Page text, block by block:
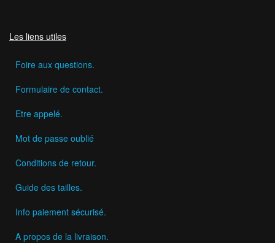
Les liens utiles
Foire aux questions.
Formulaire de contact.
Etre appelé.
Mot de passe oublié
Conditions de retour.
Guide des tailles.
Info paiement sécurisé.
A propos de la livraison.